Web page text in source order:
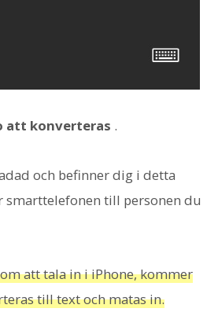
att konverteras .
och befinner dig i detta
smarttelefonen till personen du
att tala in i iPhone, kommer
till text och matas in.